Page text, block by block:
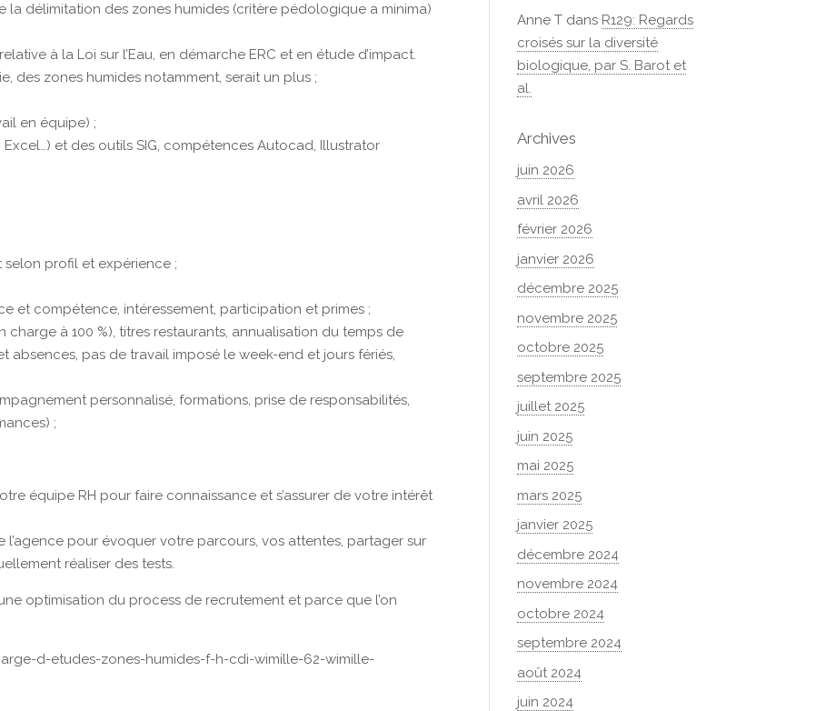
la délimitation des zones humides (critère pédologique a minima)
à la Loi sur l’Eau, en démarche ERC et en étude d’impact.
des zones humides notamment, serait un plus ;
en équipe) ;
Excel…) et des outils SIG, compétences Autocad, Illustrator
selon profil et expérience ;
et compétence, intéressement, participation et primes ;
charge à 100 %), titres restaurants, annualisation du temps de
absences, pas de travail imposé le week-end et jours fériés,
personnalisé, formations, prise de responsabilités,
;
équipe RH pour faire connaissance et s’assurer de votre intérêt
pour évoquer votre parcours, vos attentes, partager sur
réaliser des tests.
optimisation du process de recrutement et parce que l’on
d-etudes-zones-humides-f-h-cdi-wimille-62-wimille-
Anne T dans R129: Regards
croisés sur la diversité
biologique, par S. Barot et
al.
Archives
juin 2026
avril 2026
février 2026
janvier 2026
décembre 2025
novembre 2025
octobre 2025
septembre 2025
juillet 2025
juin 2025
mai 2025
mars 2025
janvier 2025
décembre 2024
novembre 2024
octobre 2024
septembre 2024
août 2024
juin 2024